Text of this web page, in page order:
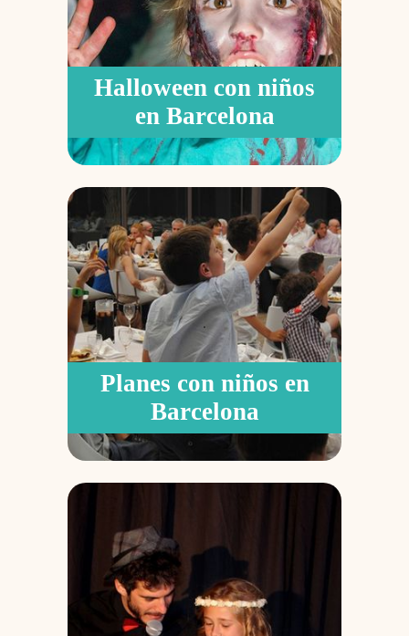
Halloween con niños
en Barcelona
Planes con niños en
Barcelona